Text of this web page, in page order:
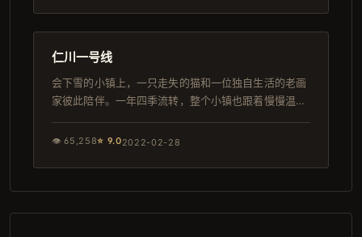
日本
93分钟
仁川一号线
会下雪的小镇上，一只走失的猫和一位独自生活的老画
家彼此陪伴。一年四季流转，整个小镇也跟着慢慢温暖
👁65,258⭐ 9.02022-02-28